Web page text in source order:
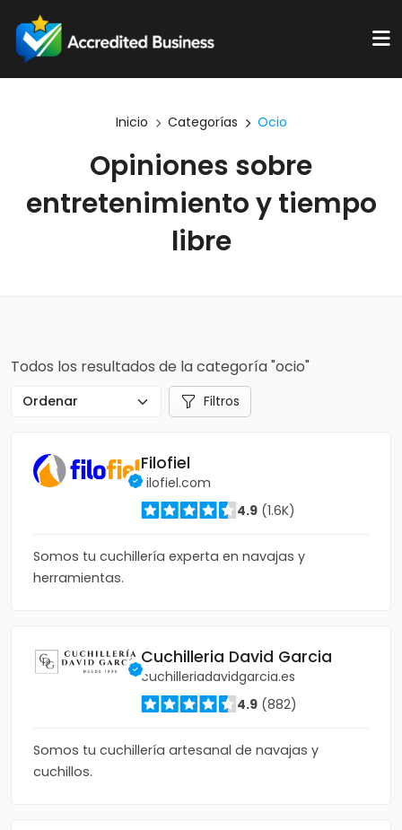
Inicio Categorías Ocio
Opiniones sobre
entretenimiento y tiempo
libre
Todos los resultados de la categoría "ocio"
Filtros
Filofiel
filofiel.com
4.9 (1.6K)
Somos tu cuchillería experta en navajas y
herramientas.
Cuchilleria David Garcia
cuchilleriadavidgarcia.es
4.9 (882)
Somos tu cuchillería artesanal de navajas y
cuchillos.